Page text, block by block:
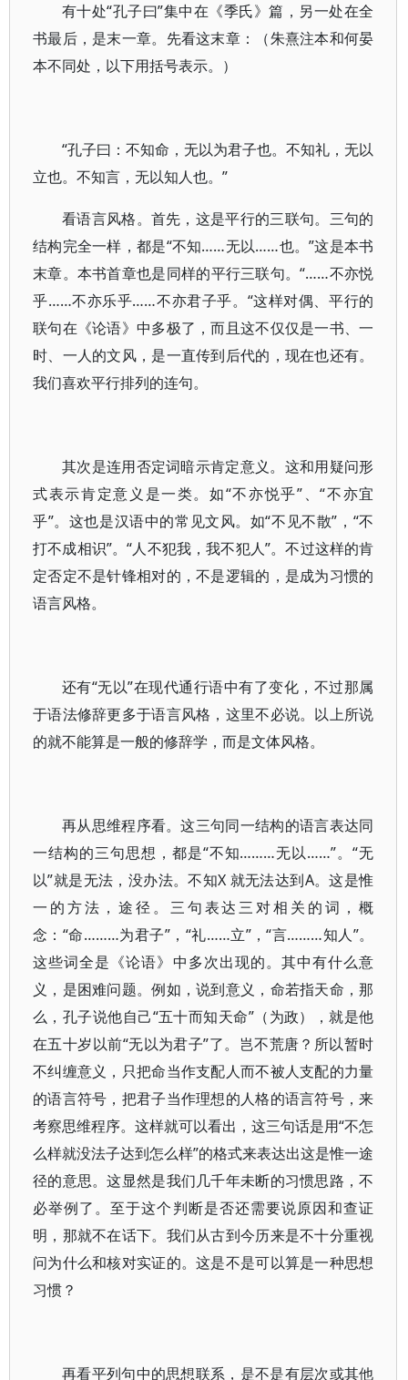
有十处“孔子曰”集中在《季氏》篇，另一处在全
书最后，是末一章。先看这末章：（朱熹注本和何晏
本不同处，以下用括号表示。）
“孔子曰：不知命，无以为君子也。不知礼，无以
立也。不知言，无以知人也。”
看语言风格。首先，这是平行的三联句。三句的
结构完全一样，都是“不知……无以……也。”这是本书
末章。本书首章也是同样的平行三联句。“……不亦悦
乎……不亦乐乎……不亦君子乎。“这样对偶、平行的
联句在《论语》中多极了，而且这不仅仅是一书、一
时、一人的文风，是一直传到后代的，现在也还有。
我们喜欢平行排列的连句。
其次是连用否定词暗示肯定意义。这和用疑问形
式表示肯定意义是一类。如“不亦悦乎”、“不亦宜
乎”。这也是汉语中的常见文风。如“不见不散”，“不
打不成相识”。“人不犯我，我不犯人”。不过这样的肯
定否定不是针锋相对的，不是逻辑的，是成为习惯的
语言风格。
还有“无以”在现代通行语中有了变化，不过那属
于语法修辞更多于语言风格，这里不必说。以上所说
的就不能算是一般的修辞学，而是文体风格。
再从思维程序看。这三句同一结构的语言表达同
一结构的三句思想，都是“不知………无以……”。“无
以”就是无法，没办法。不知X 就无法达到A。这是惟
一的方法，途径。三句表达三对相关的词，概
念：“命………为君子”，“礼……立”，“言………知人”。
这些词全是《论语》中多次出现的。其中有什么意
义，是困难问题。例如，说到意义，命若指天命，那
么，孔子说他自己“五十而知天命”（为政），就是他
在五十岁以前“无以为君子”了。岂不荒唐？所以暂时
不纠缠意义，只把命当作支配人而不被人支配的力量
的语言符号，把君子当作理想的人格的语言符号，来
考察思维程序。这样就可以看出，这三句话是用“不怎
么样就没法子达到怎么样”的格式来表达出这是惟一途
径的意思。这显然是我们几千年未断的习惯思路，不
必举例了。至于这个判断是否还需要说原因和查证
明，那就不在话下。我们从古到今历来是不十分重视
问为什么和核对实证的。这是不是可以算是一种思想
习惯？
再看平列句中的思想联系，是不是有层次或其他